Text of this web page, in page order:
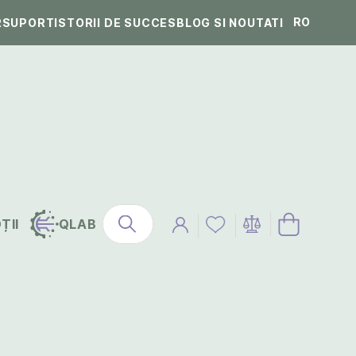
SUPORTISTORII DE SUCCESBLOG SI NOUTATI RO
QLAB